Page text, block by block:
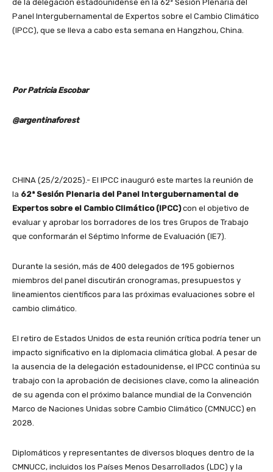
de la delegación estadounidense en la 62ª Sesión Plenaria del
Panel Intergubernamental de Expertos sobre el Cambio Climático
(IPCC), que se lleva a cabo esta semana en Hangzhou, China.
Por Patricia Escobar
@argentinaforest
CHINA (25/2/2025).- El IPCC inauguró este martes la reunión de
la 62ª Sesión Plenaria del Panel Intergubernamental de
Expertos sobre el Cambio Climático (IPCC)con el objetivo de
evaluar y aprobar los borradores de los tres Grupos de Trabajo
que conformarán el Séptimo Informe de Evaluación (IE7).
Durante la sesión, más de 400 delegados de 195 gobiernos
miembros del panel discutirán cronogramas, presupuestos y
lineamientos científicos para las próximas evaluaciones sobre el
cambio climático.
El retiro de Estados Unidos de esta reunión crítica podría tener un
impacto significativo en la diplomacia climática global. A pesar de
la ausencia de la delegación estadounidense, el IPCC continúa su
trabajo con la aprobación de decisiones clave, como la alineación
de su agenda con el próximo balance mundial de la Convención
Marco de Naciones Unidas sobre Cambio Climático (CMNUCC) en
2028.
Diplomáticos y representantes de diversos bloques dentro de la
CMNUCC, incluidos los Países Menos Desarrollados (LDC) y la